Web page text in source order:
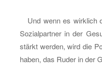
Und wenn es wirk­lich
So­zi­al­part­ner in der
stärkt wer­den, wird die
haben, das Ruder in der